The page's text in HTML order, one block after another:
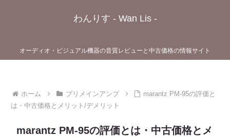
わんりす - Wan Lis -
オーディオ・ビジュアル機器の音質レビューと中古価格の情報サイト
ホーム プリメインアンプ
marantz PM-95の評価と
は・中古価格とメリット/デメリット
marantz PM-95の評価とは・中古価格とメ